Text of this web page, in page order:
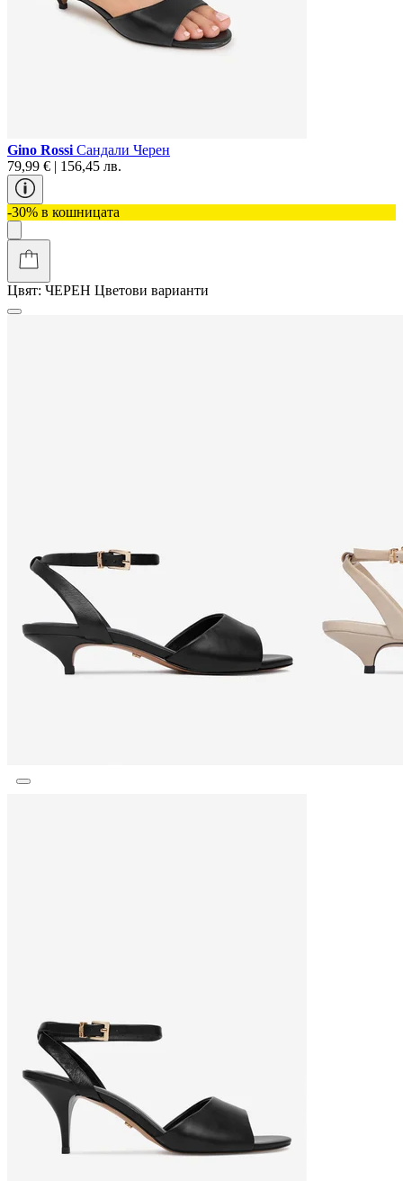
Gino Rossi Сандали Черен
79,99 € | 156,45 лв.
-30% в кошницата
Цвят: ЧЕРЕН Цветови варианти